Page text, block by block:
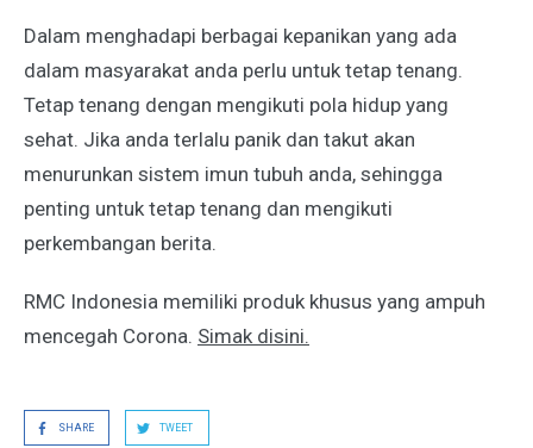
Dalam menghadapi berbagai kepanikan yang ada
dalam masyarakat anda perlu untuk tetap tenang.
Tetap tenang dengan mengikuti pola hidup yang
sehat. Jika anda terlalu panik dan takut akan
menurunkan sistem imun tubuh anda, sehingga
penting untuk tetap tenang dan mengikuti
perkembangan berita.
RMC Indonesia memiliki produk khusus yang ampuh
mencegah Corona. Simak disini.
SHARE TWEET